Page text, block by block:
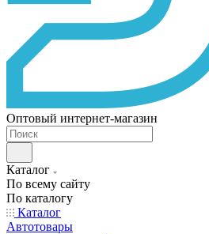
Оптовый интернет-магазин
Каталог
По всему сайту
По каталогу
Каталог
Автотовары